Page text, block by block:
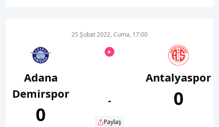
Adana
Demirspor
0
25 Şubat 2022, Cuma, 17:00
-
Paylaş
Antalyaspor
0